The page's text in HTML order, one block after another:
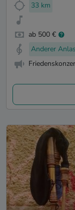
33 km
ab 500 €
Anderer